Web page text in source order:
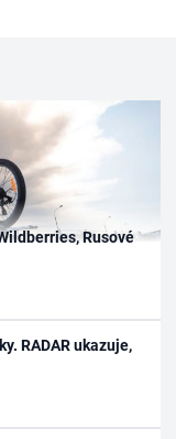
Rusové
RADAR ukazuje,